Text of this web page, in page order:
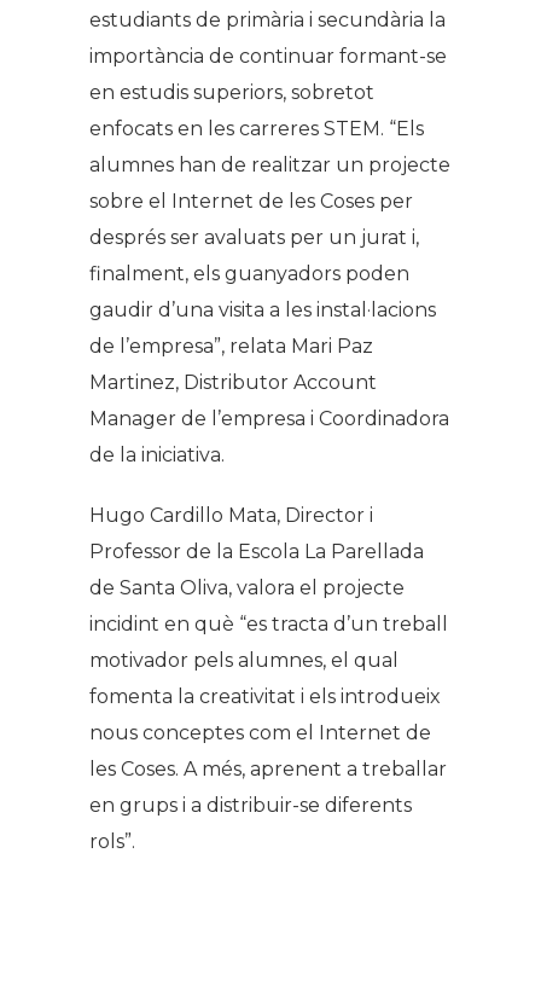
estudiants de primària i secundària la
importància de continuar formant-se
en estudis superiors, sobretot
enfocats en les carreres STEM. “Els
alumnes han de realitzar un projecte
sobre el Internet de les Coses per
després ser avaluats per un jurat i,
finalment, els guanyadors poden
gaudir d’una visita a les instal·lacions
de l’empresa”, relata Mari Paz
Martinez, Distributor Account
Manager de l’empresa i Coordinadora
de la iniciativa.
Hugo Cardillo Mata, Director i
Professor de la Escola La Parellada
de Santa Oliva, valora el projecte
incidint en què “es tracta d’un treball
motivador pels alumnes, el qual
fomenta la creativitat i els introdueix
nous conceptes com el Internet de
les Coses. A més, aprenent a treballar
en grups i a distribuir-se diferents
rols”.